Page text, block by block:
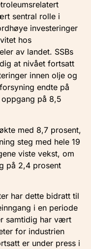
sentral rolle i
investeringer
hos
av landet. SSBs
at nivået fortsatt
innen olje og
endte på
på 8,5
med 8,7 prosent,
steg med hele 19
viste vekst, om
på 2,4 prosent
har dette bidratt til
i en periode
samtidig har vært
for industrien
er under press i